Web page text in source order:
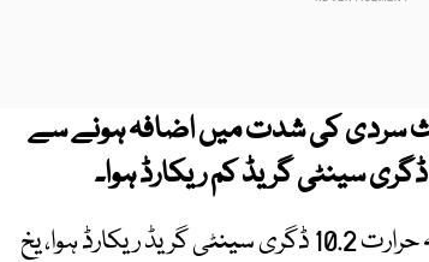
سردی کی شدت میں اضافہ ہونے سے
محکمہ موسمیات کے مطابق آج کم سے کم درجہ حرارت 10.2 ڈگری سینٹی گریڈ ریکارڈ ہوا، یخ